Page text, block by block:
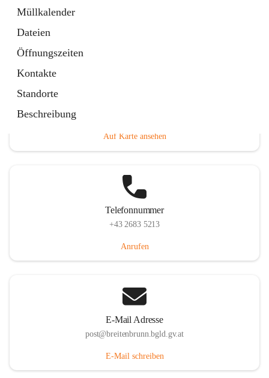
Müllkalender
Dateien
Öffnungszeiten
Kontakte
Standorte
Beschreibung
Auf Karte ansehen
Telefonnummer
+43 2683 5213
Anrufen
E-Mail Adresse
post@breitenbrunn.bgld.gv.at
E-Mail schreiben